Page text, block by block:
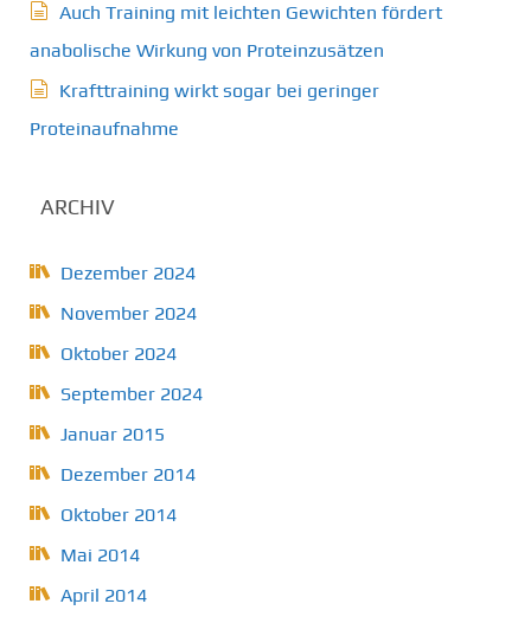
Auch Training mit leichten Gewichten fördert
anabolische Wirkung von Proteinzusätzen
Krafttraining wirkt sogar bei geringer
Proteinaufnahme
ARCHIV
Dezember 2024
November 2024
Oktober 2024
September 2024
Januar 2015
Dezember 2014
Oktober 2014
Mai 2014
April 2014